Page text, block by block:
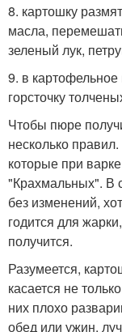
8. картошку
масла,
зеленый лук,
9. в
горсточку
Чтобы пюре
несколько
которые при
"Крахмальных". В
без изменений,
годится для
получится.
Разумеется,
касается не
них плохо
обед или ужин,